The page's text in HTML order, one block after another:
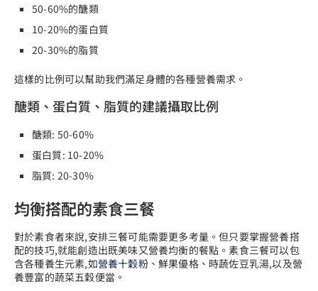
50-60%的醣類
10-20%的蛋白質
20-30%的脂質
這樣的比例可以幫助我們滿足身體的各種營養需求。
醣類、蛋白質、脂質的建議攝取比例
醣類: 50-60%
蛋白質: 10-20%
脂質: 20-30%
均衡搭配的素食三餐
對於素食者來說,安排三餐可能需要更多考量。但只要掌握營養搭
配的技巧,就能創造出既美味又營養均衡的餐點。素食三餐可以包
含各種養生元素,如營養十穀粉、鮮果優格、時蔬佐豆乳湯,以及營
養豐富的蔬菜五穀便當。